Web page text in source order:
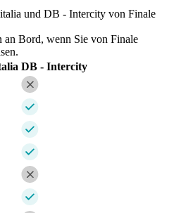
und DB - Intercity von Finale
an Bord, wenn Sie von Finale
DB - Intercity